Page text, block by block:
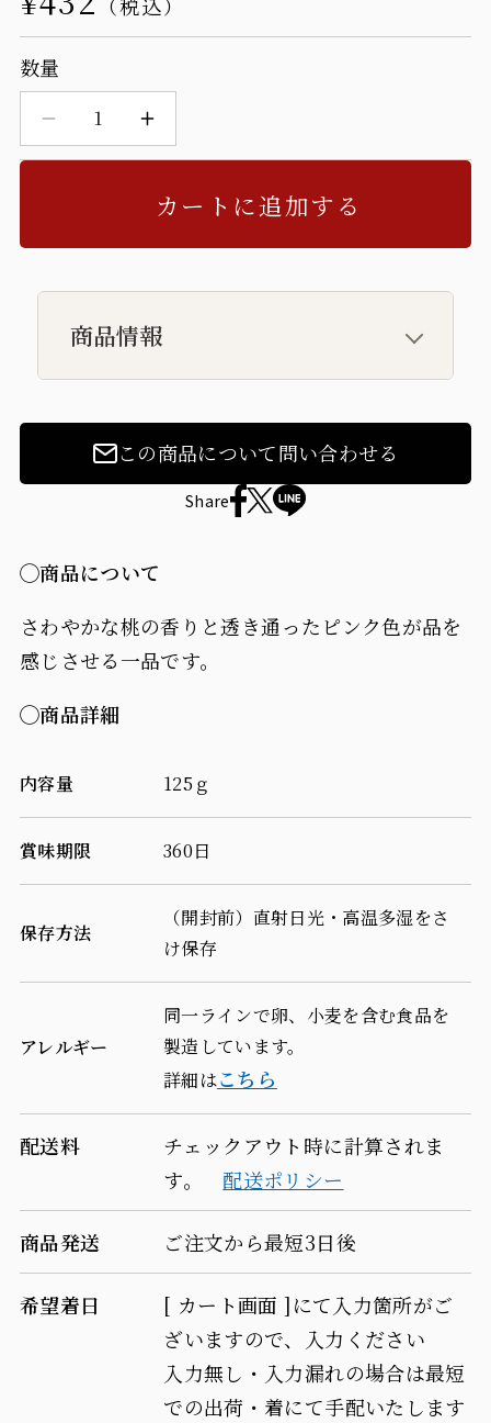
常
価
格
数量
【甘
ん
リー
の
ピー
チ
-
お
様
ご
一
簡
お
理
に
ぜ
【甘
ぷ
ん
リー
の
ピー
チ
-
様
ご
一
緒
に、
簡
単
お
料
理
に
ぜ
ひ！
の
カートに追加する
商品情報
この商品について問い合わせる
Share
◯商品について
さわやかな桃の香りと透き通ったピンク色が品を
感じさせる一品です。
◯商品詳細
内容量 125ｇ
賞味期限 360日
保存方法
（開封前）直射日光・高温多湿をさ
け保存
アレルギー
同一ラインで卵、小麦を含む食品を
製造しています。
詳細はこちら
配送料
チェックアウト時に計算されま
す。 配送ポリシー
商品発送 ご注文から最短3日後
希望着日
[ カート画面 ]にて入力箇所がご
ざいますので、入力ください
入力無し・入力漏れの場合は最短
での出荷・着にて手配いたします